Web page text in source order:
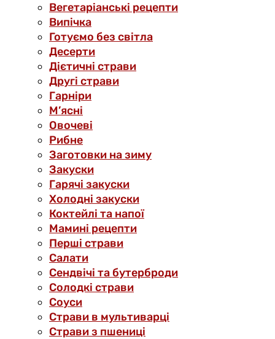
Вегетаріанські рецепти
Випічка
Готуємо без світла
Десерти
Дієтичні страви
Другі страви
Гарніри
М’ясні
Овочеві
Рибне
Заготовки на зиму
Закуски
Гарячі закуски
Холодні закуски
Коктейлі та напої
Мамині рецепти
Перші страви
Салати
Сендвічі та бутерброди
Солодкі страви
Соуси
Страви в мультиварці
Страви з пшениці